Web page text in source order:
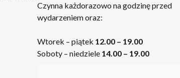
Czynna każdorazowo na godzinę przed
wydarzeniem oraz:
Wtorek – piątek 12.00 – 19.00
Soboty – niedziele 14.00 – 19.00